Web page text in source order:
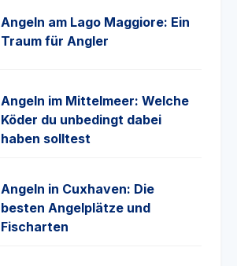
Angeln am Lago Maggiore: Ein
Traum für Angler
Angeln im Mittelmeer: Welche
Köder du unbedingt dabei
haben solltest
Angeln in Cuxhaven: Die
besten Angelplätze und
Fischarten